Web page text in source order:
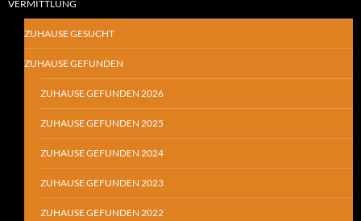
VERMITTLUNG
ZUHAUSE GESUCHT
ZUHAUSE GEFUNDEN
ZUHAUSE GEFUNDEN 2026
ZUHAUSE GEFUNDEN 2025
ZUHAUSE GEFUNDEN 2024
ZUHAUSE GEFUNDEN 2023
ZUHAUSE GEFUNDEN 2022